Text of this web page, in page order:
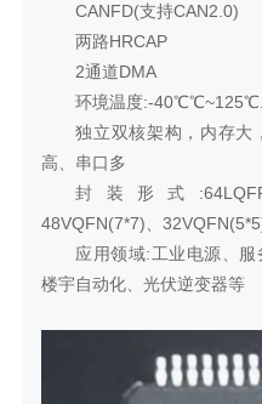
CANFD(支持CAN2.0)
两路HRCAP
2通道DMA
环境温度:-40℃℃~125℃.
独立双核架构，内存大
高、串口多
封装形式
48VQFN(7*7)、
应用领域:工业电源、服
楼宇自动化、光伏逆变器等